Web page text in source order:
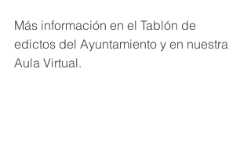
Más información en el Tablón de
edictos del Ayuntamiento y en nuestra
Aula Virtual.